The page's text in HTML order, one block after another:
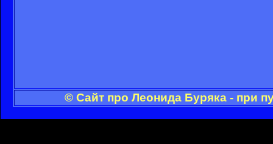
© Сайт про Леонида Буряка - при